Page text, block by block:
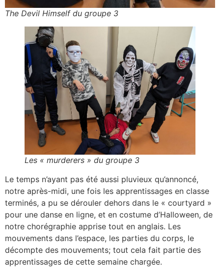
The Devil Himself du groupe 3
Les « murderers » du groupe 3
Le temps n’ayant pas été aussi pluvieux qu’annoncé,
notre après-midi, une fois les apprentissages en classe
terminés, a pu se dérouler dehors dans le « courtyard »
pour une danse en ligne, et en costume d’Halloween, de
notre chorégraphie apprise tout en anglais. Les
mouvements dans l’espace, les parties du corps, le
décompte des mouvements; tout cela fait partie des
apprentissages de cette semaine chargée.